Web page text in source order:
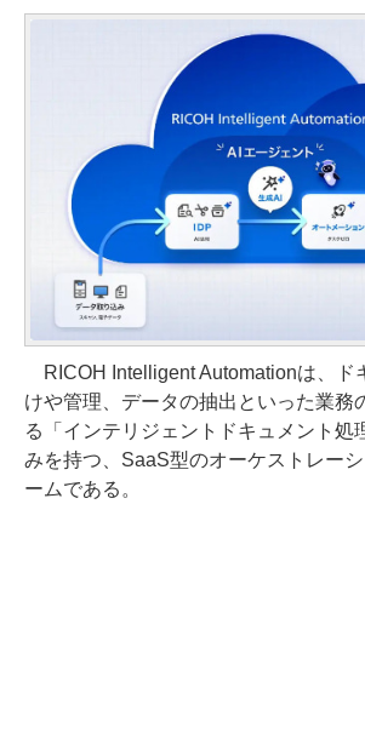
RICOH Intelligent Automationは、ド
けや管理、データの抽出といった業務
る「インテリジェントドキュメント処
みを持つ、SaaS型のオーケストレー
ームである。